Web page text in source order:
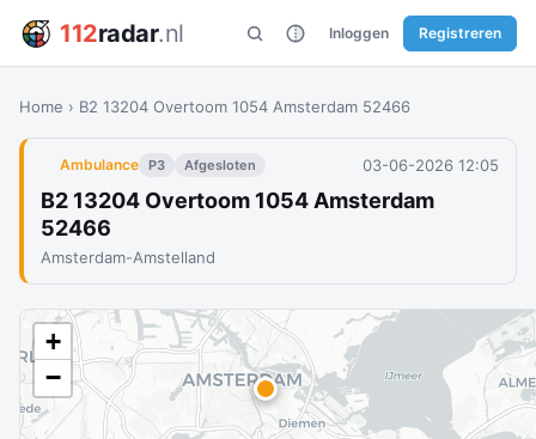
112radar.nl Inloggen Registreren
Home › B2 13204 Overtoom 1054 Amsterdam 52466
Ambulance P3 Afgesloten 03-06-2026 12:05
B2 13204 Overtoom 1054 Amsterdam
52466
Amsterdam-Amstelland
+
−